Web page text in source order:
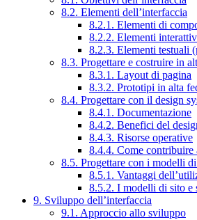
8.2. Elementi dell’interfaccia
8.2.1. Elementi di
8.2.2. Elementi
8.2.3. Elementi testuali
8.3. Progettare e costruire in
8.3.1. Layout di pagina
8.3.2. Prototipi in alta
8.4. Progettare con il design
8.4.1. Documentazione
8.4.2. Benefici del
8.4.3. Risorse operative
8.4.4. Come contribuire
8.5. Progettare con i modelli
8.5.1. Vantaggi
8.5.2. I modelli di sito e
9. Sviluppo dell’interfaccia
9.1. Approccio allo sviluppo